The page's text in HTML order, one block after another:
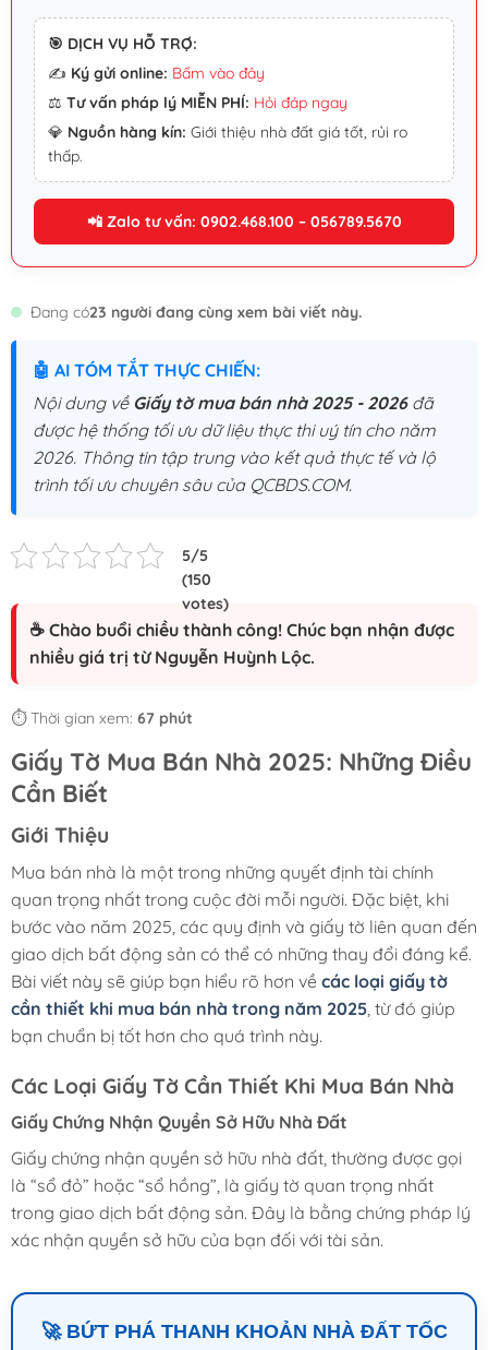
🎯 DỊCH VỤ HỖ TRỢ:
✍️ Ký gửi online: Bấm vào đây
⚖️ Tư vấn pháp lý MIỄN PHÍ: Hỏi đáp ngay
💎 Nguồn hàng kín: Giới thiệu nhà đất giá tốt, rủi ro
thấp.
📲 Zalo tư vấn: 0902.468.100 – 056789.5670
Đang có23 người đang cùng xem bài viết này.
🤖 AI TÓM TẮT THỰC CHIẾN:
Nội dung về Giấy tờ mua bán nhà 2025 - 2026đã
được hệ thống tối ưu dữ liệu thực thi uý tín cho năm
2026. Thông tin tập trung vào kết quả thực tế và lộ
trình tối ưu chuyên sâu của QCBDS.COM.
☕ Chào buổi chiều thành công! Chúc bạn nhận được
nhiều giá trị từ Nguyễn Huỳnh Lộc.
⏱️ Thời gian xem: 67 phút
Giấy Tờ Mua Bán Nhà 2025: Những Điều
Cần Biết
Giới Thiệu
Mua bán nhà là một trong những quyết định tài chính
quan trọng nhất trong cuộc đời mỗi người. Đặc biệt, khi
bước vào năm 2025, các quy định và giấy tờ liên quan đến
giao dịch bất động sản có thể có những thay đổi đáng kể.
Bài viết này sẽ giúp bạn hiểu rõ hơn về các loại giấy tờ
cần thiết khi mua bán nhà trong năm 2025 , từ đó giúp
bạn chuẩn bị tốt hơn cho quá trình này.
Các Loại Giấy Tờ Cần Thiết Khi Mua Bán Nhà
Giấy Chứng Nhận Quyền Sở Hữu Nhà Đất
Giấy chứng nhận quyền sở hữu nhà đất, thường được gọi
là “sổ đỏ” hoặc “sổ hồng”, là giấy tờ quan trọng nhất
trong giao dịch bất động sản. Đây là bằng chứng pháp lý
xác nhận quyền sở hữu của bạn đối với tài sản.
🚀 BỨT PHÁ THANH KHOẢN NHÀ ĐẤT TỐC